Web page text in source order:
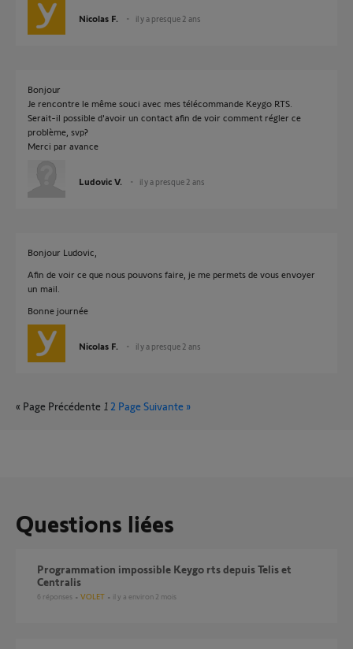
Nicolas F. il y a presque 2 ans
Bonjour
Je rencontre le même souci avec mes télécommande Keygo RTS.
Serait-il possible d'avoir un contact afin de voir comment régler ce
problème, svp?
Merci par avance
Ludovic V. il y a presque 2 ans
Bonjour Ludovic,
Afin de voir ce que nous pouvons faire, je me permets de vous envoyer
un mail.
Bonne journée
Nicolas F. il y a presque 2 ans
« Page Précédente 1 2 Page Suivante »
Questions liées
Programmation impossible Keygo rts depuis Telis et
Centralis
6 réponses VOLET il y a environ 2 mois